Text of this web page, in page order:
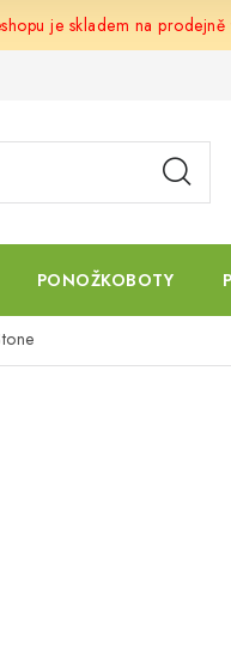
je skladem na prodejně
a platba
PONOŽKOBOTY